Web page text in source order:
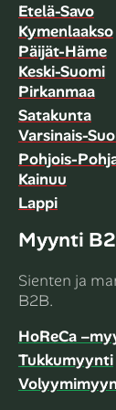
Etelä-Savo
Kymenlaakso
Päijät-Häme
Keski-Suomi
Pirkanmaa
Satakunta
Varsinais-
Pohjois-
Kainuu
Lappi
Myynti
Sienten ja
B2B.
HoReCa
Tukkumyynti